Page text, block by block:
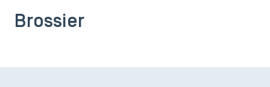
Brossier